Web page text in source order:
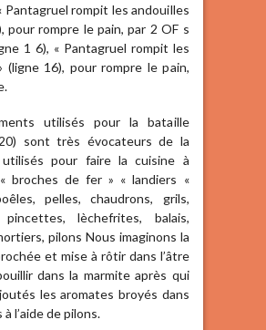
Pantagruel rompit les andouilles
pour rompre le pain, par 2 OF s
1 6), « Pantagruel rompit les
(ligne 16), pour rompre le pain,
utilisés pour la bataille
sont très évocateurs de la
pour faire la cuisine à
broches de fer » « landiers «
pelles, chaudrons, grils,
pincettes, lèchefrites, balais,
pilons Nous imaginons la
et mise à rôtir dans l’âtre
dans la marmite après qui
les aromates broyés dans
l’aide de pilons.